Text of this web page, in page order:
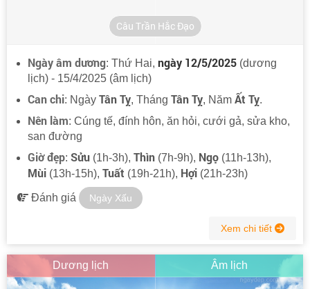
Câu Trần Hắc Đạo
Ngày âm dương: Thứ Hai, ngày 12/5/2025 (dương
lịch) - 15/4/2025 (âm lịch)
Can chi: Ngày Tân Tỵ, Tháng Tân Tỵ, Năm Ất Tỵ.
Nên làm: Cúng tế, đính hôn, ăn hỏi, cưới gả, sửa kho,
san đường
Giờ đẹp: Sửu (1h-3h), Thìn (7h-9h), Ngọ (11h-13h),
Mùi (13h-15h), Tuất (19h-21h), Hợi (21h-23h)
Đánh giá Ngày Xấu
Xem chi tiết
Dương lịch Âm lịch